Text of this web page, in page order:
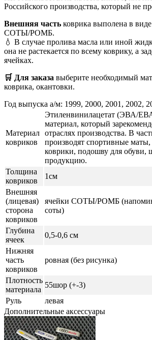
Российского производства, который не
Внешняя часть коврика выполена в
СОТЫ/РОМБ.
💧 В случае пролива масла или иной
она не растекается по всему коврику, а
ячейках.
🛒 Для заказа выберите необходимый
коврика, окантовки.
Год выпуска а/м: 1999, 2000, 2001, 2002,
Материал
ковриков
Этиленвинилацетат (ЭВА/
материал, который
отраслях производства. В
производят спортивные
коврики, подошву для обуви,
продукцию.
Толщина
ковриков
1см
Внешняя
(лицевая)
сторона
ковриков
ячейки СОТЫ/РОМБ
соты)
Глубина
ячеек
0,5-0,6 см
Нижняя
часть
ковриков
ровная (без рисунка)
Плотность
материала
55шор (+-3)
Руль
левая
Дополнительные аксессуары